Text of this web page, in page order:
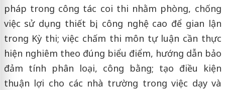
pháp trong công tác coi thi nhằm phòng, chống
việc sử dụng thiết bị, công nghệ cao để gian lận
trong Kỳ thi; việc chấm thi môn tự luận cần thực
hiện nghiêm theo đúng biểu điểm, hướng dẫn bảo
đảm tính phân loại, công bằng; tạo điều kiện
thuận lợi cho các nhà trường trong việc dạy và